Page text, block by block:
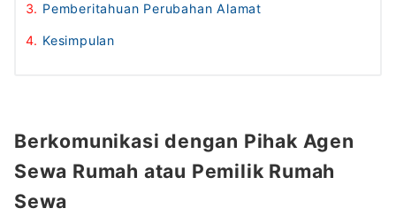
Pemberitahuan Perubahan Alamat
Kesimpulan
Berkomunikasi dengan Pihak Agen
Sewa Rumah atau Pemilik Rumah
Sewa